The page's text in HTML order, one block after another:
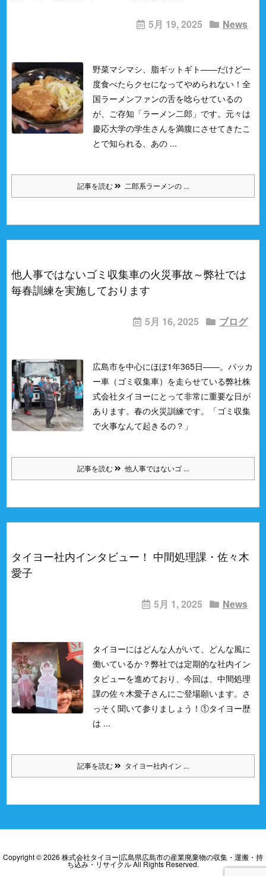
5月 19, 2025 News
野菜マシマシ、脂ギットギト――だけど一
度食べたらクセになってやめられない！ 全
国ラーメンファンの舌を唸らせているの
が、ご存知「ラーメン二郎」です。 元々は
慶応大学の学生さんを満腹にさせてきたこ
とで知られる、あの ...
記事を読む 二郎系ラーメンの ...
他人事ではないゴミ収集車の火災事故～弊社では
毎春訓練を実施しております
5月 16, 2025 ブログ
広島市を中心にほぼ1年365日――。 パッカ
ー車（ゴミ収集車）を走らせている弊社株
式会社タイヨーにとって非常に重要な日が
あります。 春の火災訓練です。
「ゴミ収集
で火事なんて起きるの？」
記事を読む 他人事ではないゴ ...
タイヨー社内インタビュー！ 中間処理課・佐々木
愛子
5月 1, 2025 News
タイヨーにはどんな人がいて、どんな風に
働いているか？弊社では定期的な社内イン
タビューを進めており、今回は、中間処理
課の佐々木愛子さんにご登場願います。 さ
っそく聞いて参りましょう！ ①タイヨー歴
は ...
記事を読む タイヨー社内イン ...
Copyright ©2026 株式会社タイヨー|広島県広島市の産業廃棄物の収集・運搬・持
ち込み・リサイクルAll Rights Reserved.